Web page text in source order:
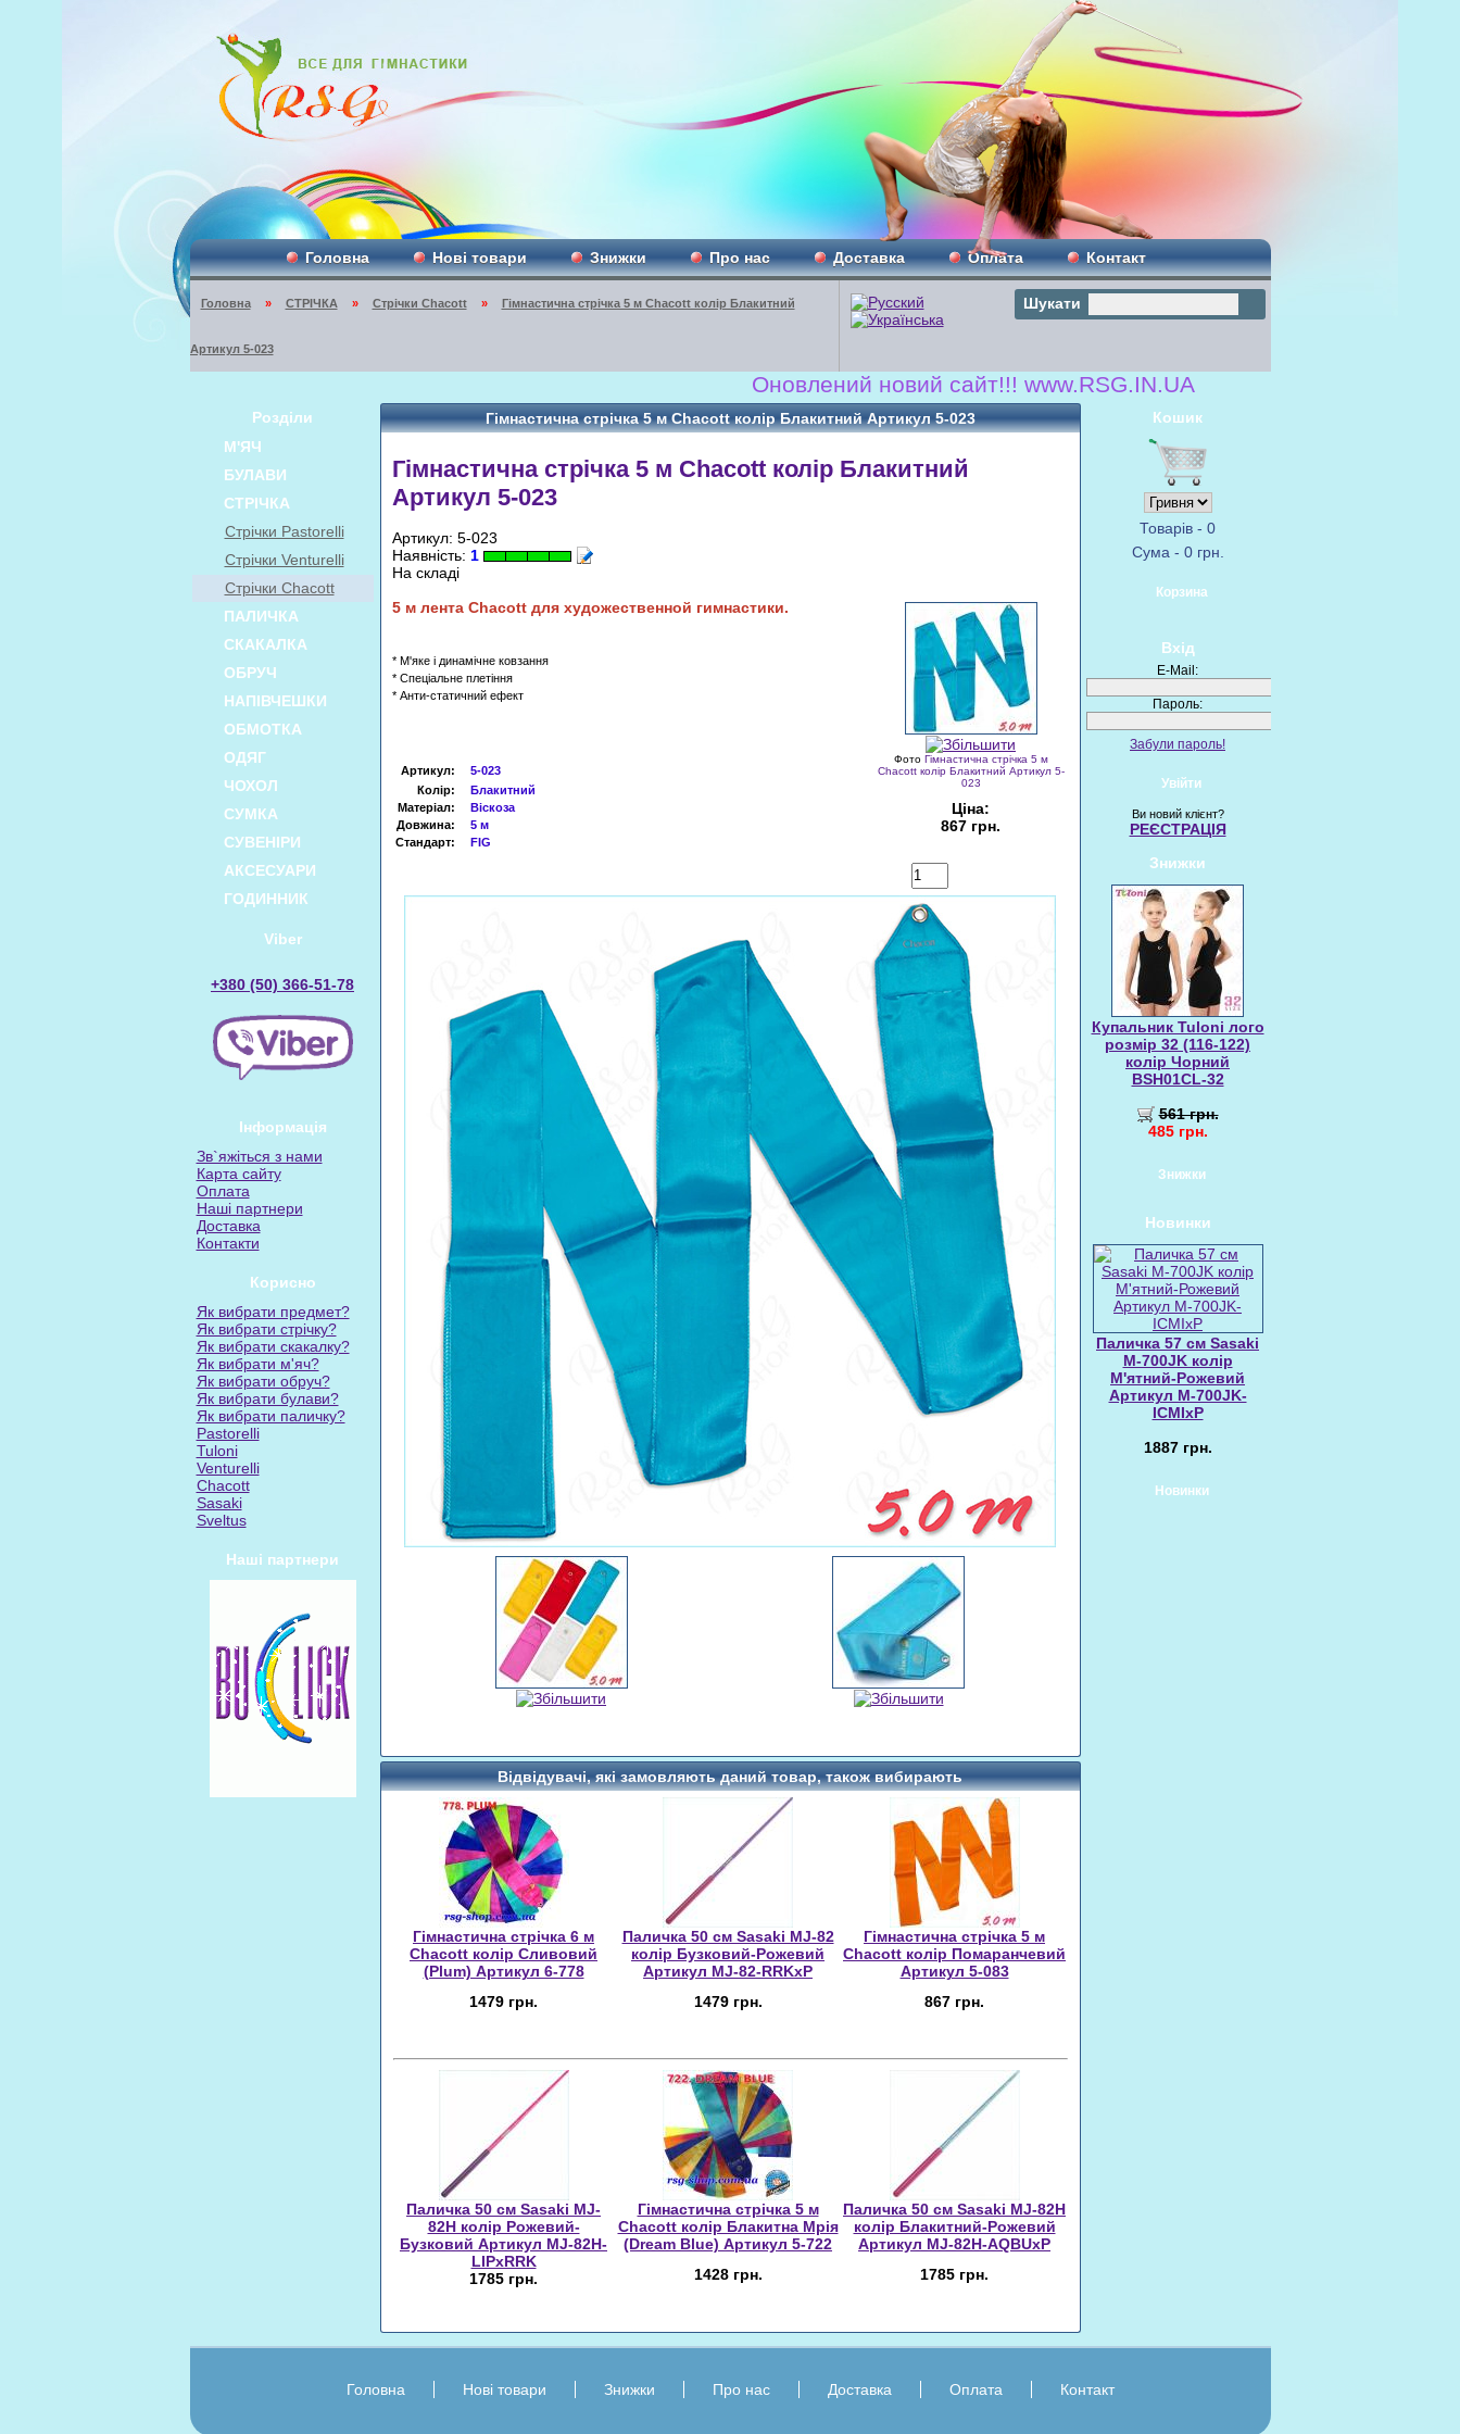
Головна Нові товари Знижки Про нас Доставка Оплата Контакт
Головна » СТРІЧКА » Стрічки Chacott » Гімнастична стрічка 5 м Chacott колір Блакитний
Артикул 5-023
Шукати
Оновлений новий сайт!!! www.RSG.IN.UA
Розділи
М'ЯЧ
БУЛАВИ
СТРІЧКА
Стрічки Pastorelli
Стрічки Venturelli
Стрічки Chacott
ПАЛИЧКА
СКАКАЛКА
ОБРУЧ
НАПІВЧЕШКИ
ОБМОТКА
ОДЯГ
ЧОХОЛ
СУМКА
СУВЕНІРИ
АКСЕСУАРИ
ГОДИННИК
Viber
+380 (50) 366-51-78
Інформація
Зв`яжіться з нами
Карта сайту
Оплата
Наші партнери
Доставка
Контакти
Корисно
Як вибрати предмет?
Як вибрати стрічку?
Як вибрати скакалку?
Як вибрати м'яч?
Як вибрати обруч?
Як вибрати булави?
Як вибрати паличку?
Pastorelli
Tuloni
Venturelli
Chacott
Sasaki
Sveltus
Наші партнери
Гімнастична стрічка 5 м Chacott колір Блакитний Артикул 5-023
Гімнастична стрічка 5 м Chacott колір Блакитний
Артикул 5-023
Артикул: 5-023
Наявність: 1
На складі
Фото Гімнастична стрічка 5 м
Chacott колір Блакитний Артикул 5-
023
Ціна:
867 грн.
5 м лента Chacottдля художественной гимнастики.
* М'яке і динамічне ковзання
* Спеціальне плетіння
* Анти-статичний ефект
Артикул:
5-023
Колір:
Блакитний
Матеріал:
Віскоза
Довжина:
5 м
Стандарт:
FIG
Відвідувачі, які замовляють даний товар, також вибирають
Гімнастична стрічка 6 м
Chacott колір Сливовий
(Plum) Артикул 6-778
1479 грн.
Паличка 50 см Sasaki MJ-82
колір Бузковий-Рожевий
Артикул MJ-82-RRKxP
1479 грн.
Гімнастична стрічка 5 м
Chacott колір Помаранчевий
Артикул 5-083
867 грн.
Паличка 50 см Sasaki MJ-
82H колір Рожевий-
Бузковий Артикул MJ-82H-
LIPxRRK
1785 грн.
Гімнастична стрічка 5 м
Chacott колір Блакитна Мрія
(Dream Blue) Артикул 5-722
1428 грн.
Паличка 50 см Sasaki MJ-82H
колір Блакитний-Рожевий
Артикул MJ-82H-AQBUxP
1785 грн.
Кошик
Товарів - 0
Сума - 0 грн.
Корзина
Вхід
E-Mail:
Пароль:
Забули пароль!
Увійти
Ви новий клієнт?
РЕЄСТРАЦІЯ
Знижки
Купальник Tuloni лого
розмір 32 (116-122)
колір Чорний
BSH01CL-32
561 грн.
485 грн.
Знижки
Новинки
Паличка 57 см Sasaki
M-700JK колір
М'ятний-Рожевий
Артикул M-700JK-
ICMIxP
1887 грн.
Новинки
Головна Нові товари Знижки Про нас Доставка Оплата Контакт